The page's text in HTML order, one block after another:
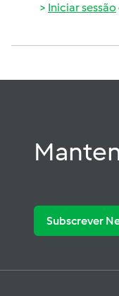
Iniciar sessão
Subscrever